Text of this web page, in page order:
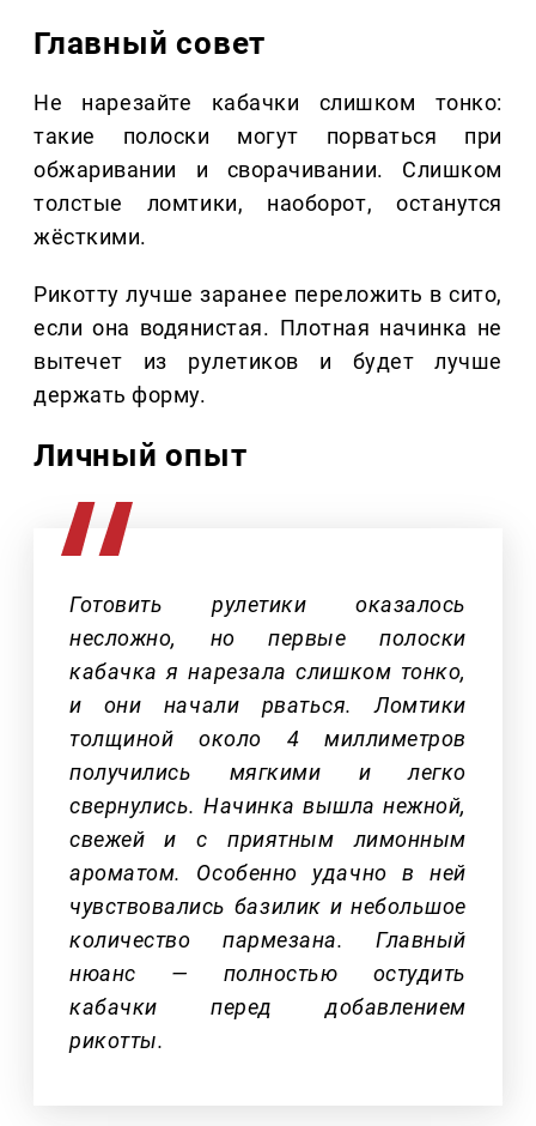
Главный совет
Не нарезайте кабачки слишком тонко:
такие полоски могут порваться при
обжаривании и сворачивании. Слишком
толстые ломтики, наоборот, останутся
жёсткими.
Рикотту лучше заранее переложить в сито,
если она водянистая. Плотная начинка не
вытечет из рулетиков и будет лучше
держать форму.
Личный опыт
Готовить рулетики оказалось
несложно, но первые полоски
кабачка я нарезала слишком тонко,
и они начали рваться. Ломтики
толщиной около 4 миллиметров
получились мягкими и легко
свернулись. Начинка вышла нежной,
свежей и с приятным лимонным
ароматом. Особенно удачно в ней
чувствовались базилик и небольшое
количество пармезана. Главный
нюанс — полностью остудить
кабачки перед добавлением
рикотты.